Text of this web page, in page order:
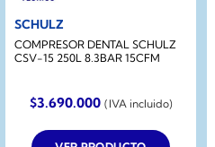
SCHULZ
COMPRESOR DENTAL SCHULZ
CSV-15 250L 8.3BAR 15CFM
$3.690.000 (IVA incluido)